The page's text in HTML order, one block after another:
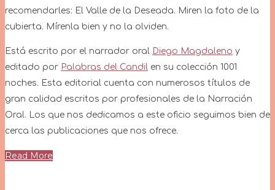
recomendarles: El Valle de la Deseada. Miren la foto de la
cubierta. Mírenla bien y no la olviden.
Está escrito por el narrador oral Diego Magdaleno y
editado por Palabras del Candil en su colección 1001
noches. Esta editorial cuenta con numerosos títulos de
gran calidad escritos por profesionales de la Narración
Oral. Los que nos dedicamos a este oficio seguimos bien de
cerca las publicaciones que nos ofrece.
Read More